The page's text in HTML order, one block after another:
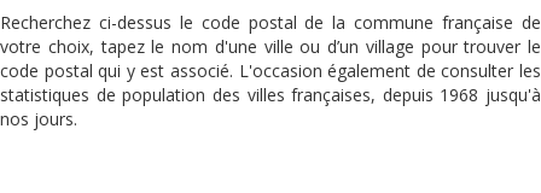
Recherchez ci-dessus le code postal de la commune française de
votre choix, tapez le nom d'une ville ou d’un village pour trouver le
code postal qui y est associé. L'occasion également de consulter les
statistiques de population des villes françaises, depuis 1968 jusqu'à
nos jours.